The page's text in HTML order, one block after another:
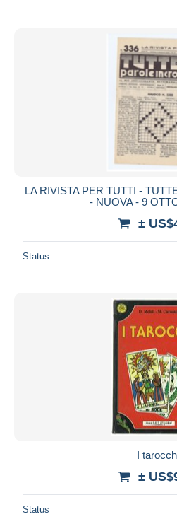
LA RIVISTA PER TUTTI -
- NUOVA - 9
±
Status
I
±
Status